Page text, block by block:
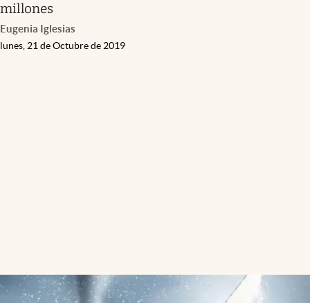
millones
Eugenia Iglesias
lunes, 21 de Octubre de 2019